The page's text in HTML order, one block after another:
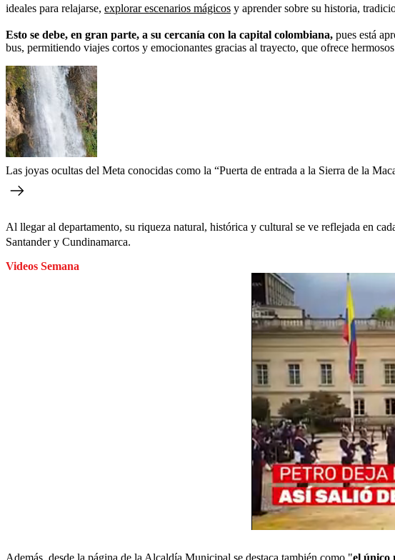
ideales para relajarse, explorar escenarios mágicos y aprender sobre su historia,
Esto se debe, en gran parte, a su cercanía con la capital colombiana, pues está
bus, permitiendo viajes cortos y emocionantes gracias al trayecto, que ofrece
Las joyas ocultas del Meta conocidas como la “Puerta de entrada a la Sierra de la
Al llegar al departamento, su riqueza natural, histórica y cultural se ve reflejada en
Santander y Cundinamarca.
Videos Semana
Además, desde la página de la Alcaldía Municipal se destaca también como "el único